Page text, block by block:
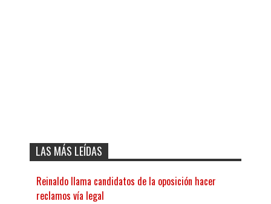
LAS MÁS LEÍDAS
Reinaldo llama candidatos de la oposición hacer
reclamos vía legal